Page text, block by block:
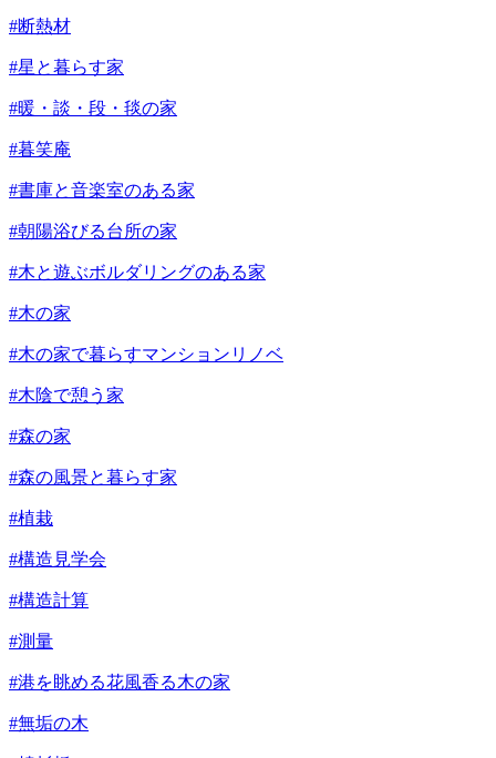
#断熱材
#星と暮らす家
#暖・談・段・毯の家
#暮笑庵
#書庫と音楽室のある家
#朝陽浴びる台所の家
#木と遊ぶボルダリングのある家
#木の家
#木の家で暮らすマンションリノベ
#木陰で憩う家
#森の家
#森の風景と暮らす家
#植栽
#構造見学会
#構造計算
#測量
#港を眺める花風香る木の家
#無垢の木